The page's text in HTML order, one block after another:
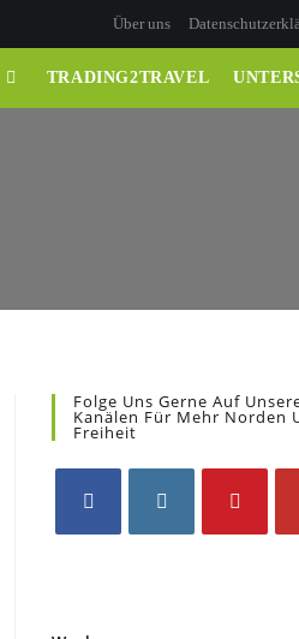
Über uns
TRADING2TRAVEL
Folge Uns Gerne Auf
Kanälen Für Mehr Norden
Freiheit